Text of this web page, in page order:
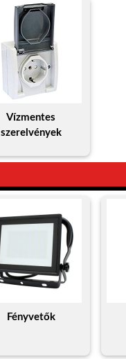
Vízmentes
szerelvények
Fényvetők